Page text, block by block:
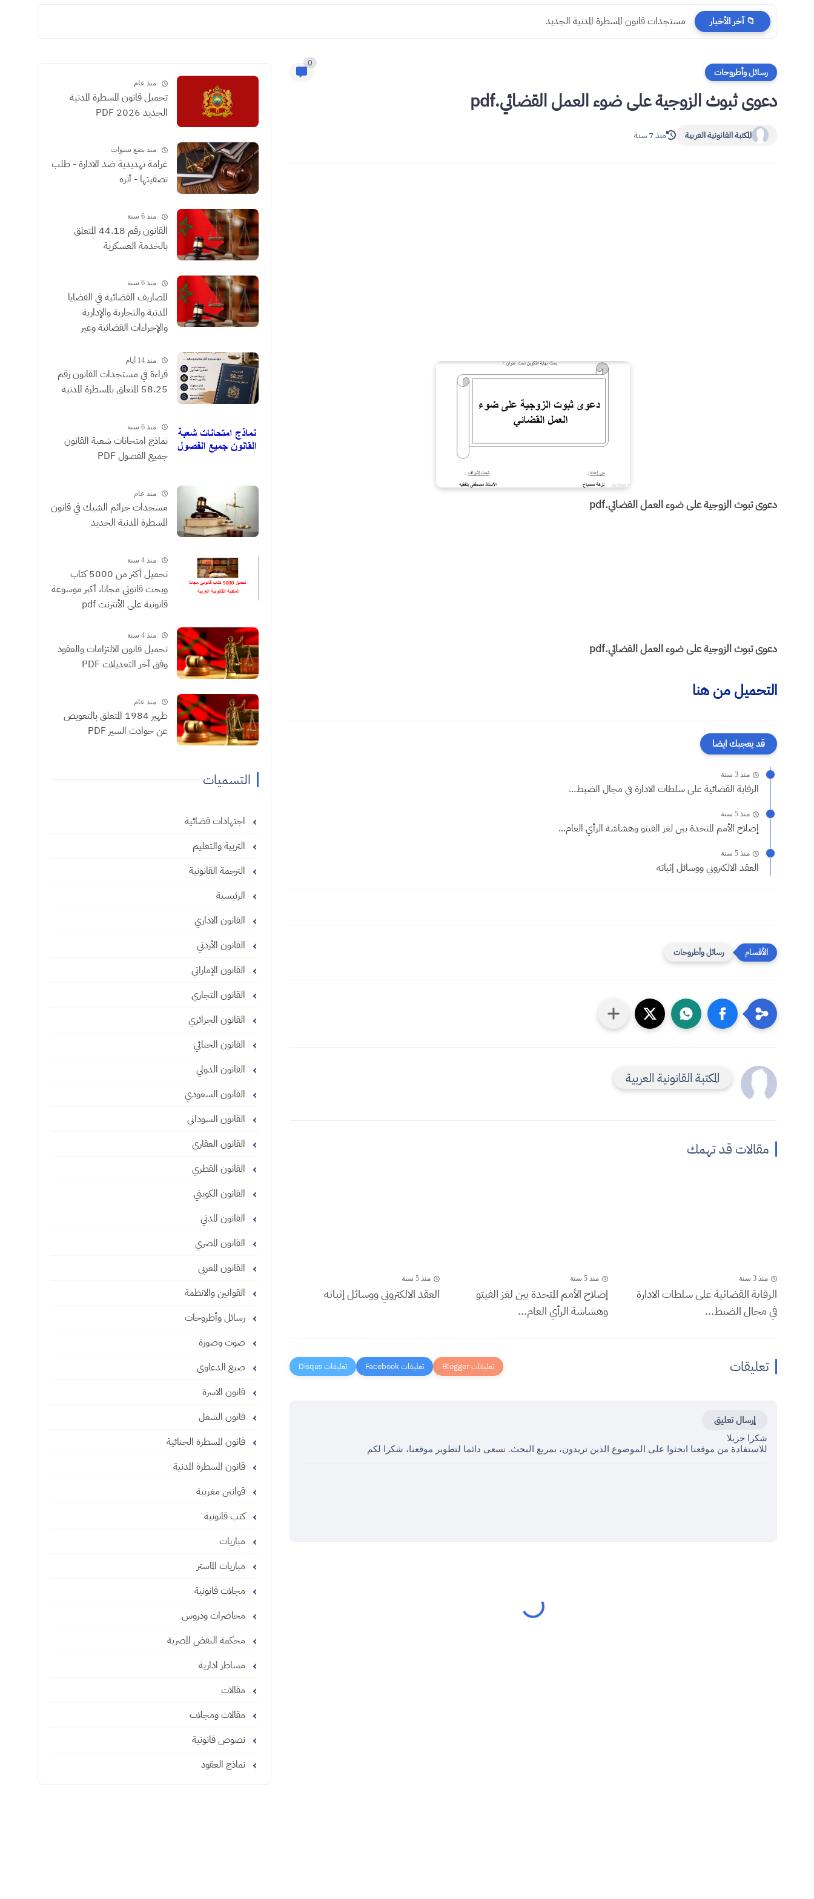
📁 آخر الأخبار مستجدات قانون المسطرة المدنية الجديد
رسائل وأطروحات
0
دعوى ثبوث الزوجية على ضوء العمل القضائي.pdf
المكتبة القانونية العربية منذ 7 سنة
دعوى ثبوث الزوجية على ضوء العمل القضائي.pdf
دعوى ثبوث الزوجية على ضوء العمل القضائي.pdf
التحميل من هنا
قد يعجبك ايضا
منذ 3 سنة
الرقابة القضائية على سلطات الادارة في مجال الضبط...
منذ 5 سنة
إصلاح الأمم المتحدة بين لغز الفيتو وهشاشة الرأي العام...
منذ 5 سنة
العقد الالكتروني ووسائل إثباته
رسائل وأطروحات
المكتبة القانونية العربية
مقالات قد تهمك
منذ 3 سنة
الرقابة القضائية على سلطات الادارة
في مجال الضبط...
منذ 5 سنة
إصلاح الأمم المتحدة بين لغز الفيتو
وهشاشة الرأي العام...
منذ 5 سنة
العقد الالكتروني ووسائل إثباته
تعليقات
إرسال تعليق
شكرا جزيلا
للاستفادة من موقعنا ابحثوا على الموضوع الذين تريدون، بمربع البحث. نسعى دائما لتطوير موقعنا، شكرا لكم
منذ عام
تحميل قانون المسطرة المدنية
الجديد 2026 PDF
منذ بضع سنوات
غرامة تهديدية ضد الادارة - طلب
تصفيتها - أثره
منذ 6 سنة
القانون رقم 44.18 المتعلق
بالخدمة العسكرية
منذ 6 سنة
المصاريف القضائية في القضايا
المدنية والتجارية والإدارية
والإجراءات القضائية وغير
الموثقون
منذ 14 أيام
​قراءة في مستجدات القانون رقم
58.25 المتعلق بالمسطرة المدنية
منذ 6 سنة
نماذج امتحانات شعبة القانون
جميع الفصول PDF
منذ عام
مسجدات جرائم الشيك في قانون
المسطرة المدنية الجديد
منذ 4 سنة
تحميل أكثر من 5000 كتاب
وبحث قانوني مجانا، أكبر موسوعة
قانونية على الأنترنت pdf
منذ 4 سنة
تحميل قانون الالتزامات والعقود
وفق آخر التعديلات PDF
منذ عام
ظهير 1984 المتعلق بالتعويض
عن حوادث السير PDF
التسميات
اجتهادات قضائية
التربية والتعليم
الترجمة القانونية
الرئيسية
القانون الاداري
القانون الأردني
القانون الإماراتي
القانون التجاري
القانون الجزائري
القانون الجنائي
القانون الدولي
القانون السعودي
القانون السوداني
القانون العقاري
القانون القطري
القانون الكويتي
القانون المدني
القانون المصري
القانون المغربي
القوانين والانظمة
رسائل وأطروحات
صوت وصورة
صيغ الدعاوى
قانون الاسرة
قانون الشغل
قانون المسطرة الجنائية
قانون المسطرة المدنية
قوانين مغربية
كتب قانونية
مباريات
مباريات الماستر
مجلات قانونية
محاضرات ودروس
محكمة النقض المصرية
مساطر ادارية
مقالات
مقالات ومجلات
نصوص قانونية
نماذج العقود